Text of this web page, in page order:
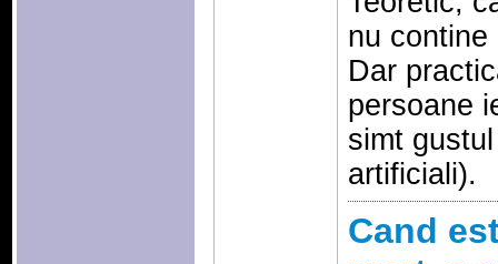
nu
Dar
persoane
simt
artificiali).
Cand